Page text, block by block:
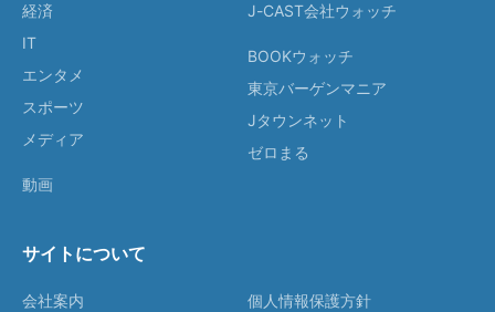
経済
IT
エンタメ
スポーツ
メディア
動画
J-CAST会社ウォッチ
BOOKウォッチ
東京バーゲンマニア
Jタウンネット
ゼロまる
サイトについて
会社案内
個人情報保護方針